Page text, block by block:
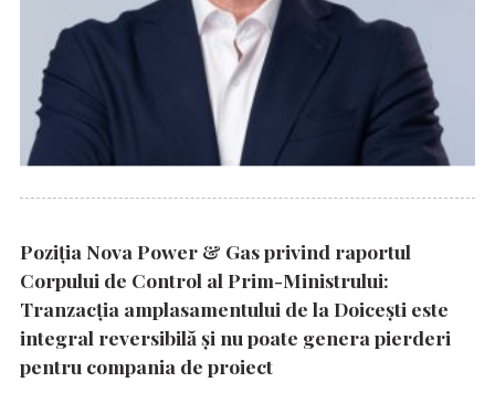
Poziția Nova Power & Gas privind raportul
Corpului de Control al Prim-Ministrului:
Tranzacția amplasamentului de la Doicești este
integral reversibilă și nu poate genera pierderi
pentru compania de proiect